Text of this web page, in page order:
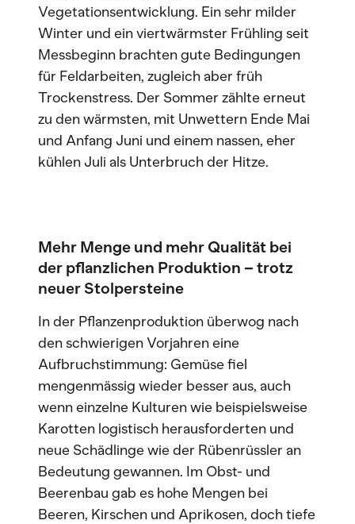
Vegetationsentwicklung. Ein sehr milder
Winter und ein viertwärmster Frühling seit
Messbeginn brachten gute Bedingungen
für Feldarbeiten, zugleich aber früh
Trockenstress. Der Sommer zählte erneut
zu den wärmsten, mit Unwettern Ende Mai
und Anfang Juni und einem nassen, eher
kühlen Juli als Unterbruch der Hitze.
Mehr Menge und mehr Qualität bei
der pflanzlichen Produktion – trotz
neuer Stolpersteine
In der Pflanzenproduktion überwog nach
den schwierigen Vorjahren eine
Aufbruchstimmung: Gemüse fiel
mengenmässig wieder besser aus, auch
wenn einzelne Kulturen wie beispielsweise
Karotten logistisch herausforderten und
neue Schädlinge wie der Rübenrüssler an
Bedeutung gewannen. Im Obst- und
Beerenbau gab es hohe Mengen bei
Beeren, Kirschen und Aprikosen, doch tiefe